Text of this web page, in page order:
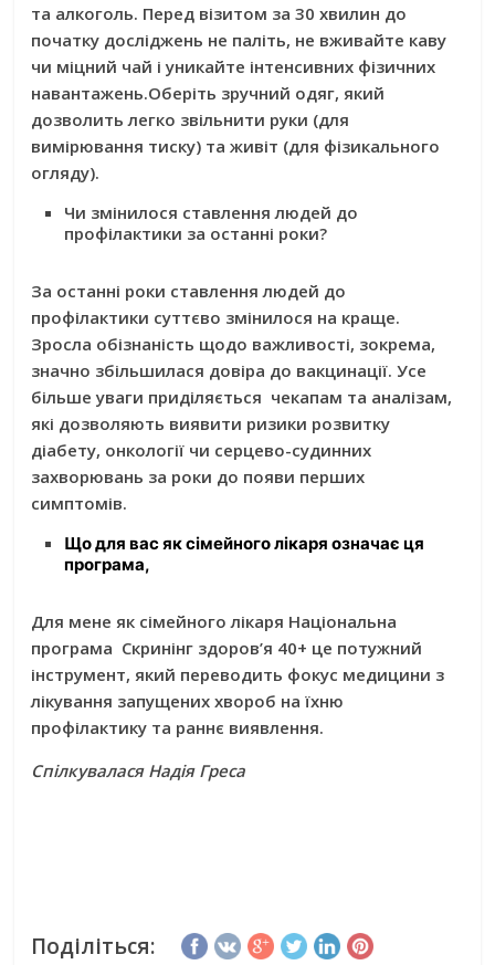
та алкоголь. Перед візитом за 30 хвилин до
початку досліджень не паліть, не вживайте каву
чи міцний чай і уникайте інтенсивних фізичних
навантажень.Оберіть зручний одяг, який
дозволить легко звільнити руки (для
вимірювання тиску) та живіт (для фізикального
огляду).
Чи змінилося ставлення людей до
профілактики за останні роки?
За останні роки ставлення людей до
профілактики суттєво змінилося на краще.
Зросла обізнаність щодо важливості, зокрема,
значно збільшилася довіра до вакцинації. Усе
більше уваги приділяється чекапам та аналізам,
які дозволяють виявити ризики розвитку
діабету, онкології чи серцево-судинних
захворювань за роки до появи перших
симптомів.
Що для вас як сімейного лікаря означає ця
програма,
Для мене як сімейного лікаря Національна
програма Скринінг здоров’я 40+ це потужний
інструмент, який переводить фокус медицини з
лікування запущених хвороб на їхню
профілактику та раннє виявлення.
Спілкувалася Надія Греса
Поділіться: